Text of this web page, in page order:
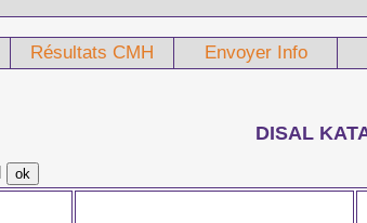
Résultats CMH Envoyer Info
DISAL